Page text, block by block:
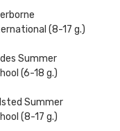
(8-17 g.)
Summer
(6-18 g.)
Summer
(8-17 g.)